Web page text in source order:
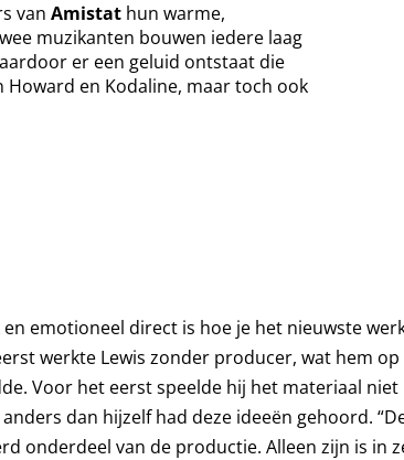
van Amistat hun warme,
muzikanten bouwen iedere laag
er een geluid ontstaat die
en Kodaline, maar toch ook
emotioneel direct is hoe je het nieuwste
werkte Lewis zonder producer, wat hem
Voor het eerst speelde hij het materiaal
dan hijzelf had deze ideeën gehoord.
onderdeel van de productie. Alleen zijn is in